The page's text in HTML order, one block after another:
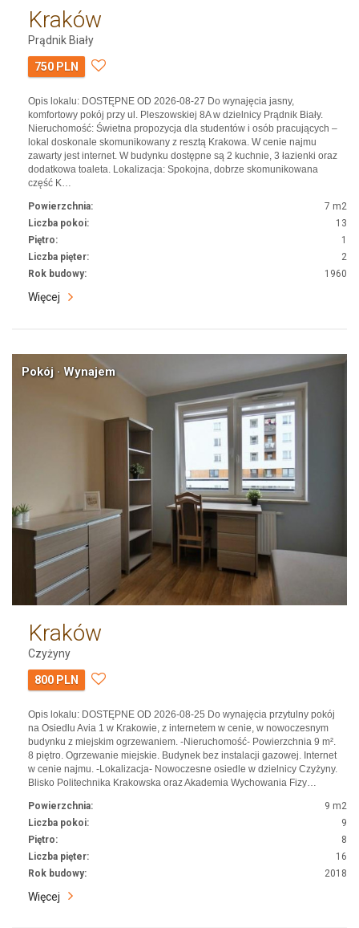
Kraków
Prądnik Biały
750 PLN
Opis lokalu: DOSTĘPNE OD 2026-08-27 Do wynajęcia jasny,
komfortowy pokój przy ul. Pleszowskiej 8A w dzielnicy Prądnik Biały.
Nieruchomość: Świetna propozycja dla studentów i osób pracujących –
lokal doskonale skomunikowany z resztą Krakowa. W cenie najmu
zawarty jest internet. W budynku dostępne są 2 kuchnie, 3 łazienki oraz
dodatkowa toaleta. Lokalizacja: Spokojna, dobrze skomunikowana
część K…
Powierzchnia:
7 m2
Liczba pokoi:
13
Piętro:
1
Liczba pięter:
2
Rok budowy:
1960
Więcej
Pokój · Wynajem
Kraków
Czyżyny
800 PLN
Opis lokalu: DOSTĘPNE OD 2026-08-25 Do wynajęcia przytulny pokój
na Osiedlu Avia 1 w Krakowie, z internetem w cenie, w nowoczesnym
budynku z miejskim ogrzewaniem. -Nieruchomość- Powierzchnia 9 m².
8 piętro. Ogrzewanie miejskie. Budynek bez instalacji gazowej. Internet
w cenie najmu. -Lokalizacja- Nowoczesne osiedle w dzielnicy Czyżyny.
Blisko Politechnika Krakowska oraz Akademia Wychowania Fizy…
Powierzchnia:
9 m2
Liczba pokoi:
9
Piętro:
8
Liczba pięter:
16
Rok budowy:
2018
Więcej